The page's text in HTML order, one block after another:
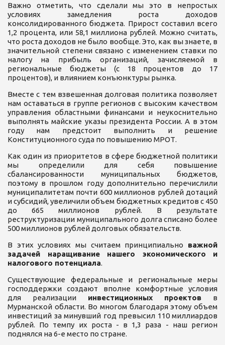
Важно отметить, что сделали мы это в непростых
условиях замедления роста доходов
консолидированного бюджета. Прирост составил всего
1,2 процента, или 58,1 миллиона рублей. Можно считать,
что роста доходов не было вообще. Это, как вы знаете, в
значительной степени связано с изменением ставки по
налогу на прибыль организаций, зачисляемой в
региональные бюджеты (с 18 процентов до 17
процентов), и влиянием конъюнктуры рынка.
Вместе с тем взвешенная долговая политика позволяет
нам оставаться в группе регионов с высоким качеством
управления областными финансами и неукоснительно
выполнять майские указы президента России. А в этом
году нам предстоит выполнить и решение
Конституционного суда по повышению МРОТ.
Как один из приоритетов в сфере бюджетной политики
мы определили для себя повышение
сбалансированности муниципальных бюджетов,
поэтому в прошлом году дополнительно перечислили
муниципалитетам почти 600 миллионов рублей дотаций
и субсидий, увеличили объем бюджетных кредитов с 450
до 665 миллионов рублей. В результате
реструктуризации муниципального долга списано более
500 миллионов рублей долговых обязательств.
В этих условиях мы считаем принципиально важной
задачей наращивание нашего экономического и
налогового потенциала.
Существующие федеральные и региональные меры
господдержки создают вполне комфортные условия
для реализации инвестиционных проектов в
Мурманской области. Во многом благодаря этому объем
инвестиций за минувший год превысил 110 миллиардов
рублей. По темпу их роста - в 1,3 раза - наш регион
поднялся на 6-е место по стране.